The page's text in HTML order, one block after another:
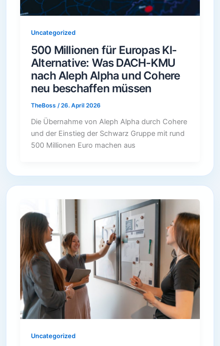
Uncategorized
500 Millionen für Europas KI-
Alternative: Was DACH-KMU
nach Aleph Alpha und Cohere
neu beschaffen müssen
TheBoss /26. April 2026
Die Übernahme von Aleph Alpha durch Cohere
und der Einstieg der Schwarz Gruppe mit rund
500 Millionen Euro machen aus
Uncategorized